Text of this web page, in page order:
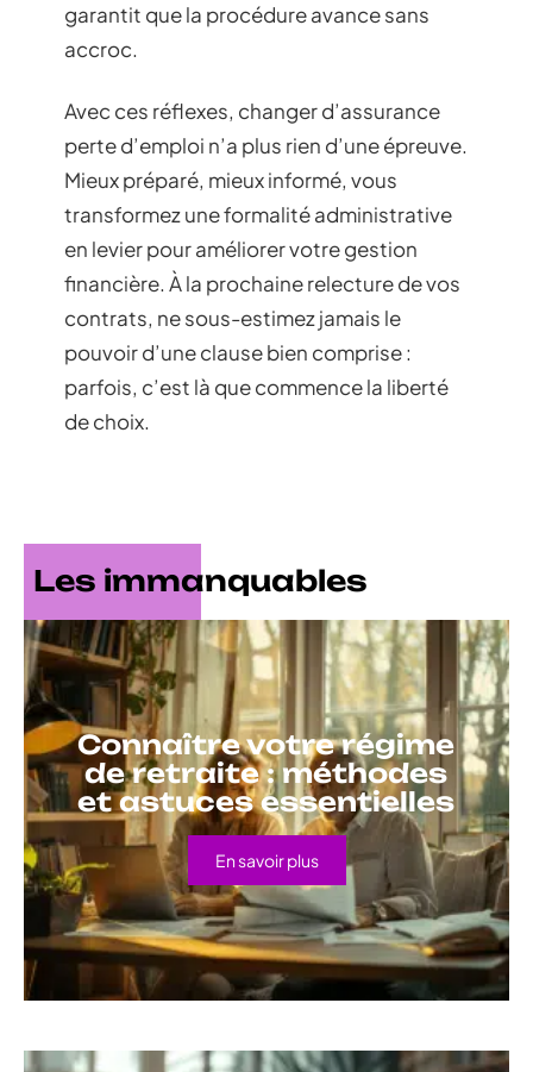
garantit que la procédure avance sans
accroc.
Avec ces réflexes, changer d’assurance
perte d’emploi n’a plus rien d’une épreuve.
Mieux préparé, mieux informé, vous
transformez une formalité administrative
en levier pour améliorer votre gestion
financière. À la prochaine relecture de vos
contrats, ne sous-estimez jamais le
pouvoir d’une clause bien comprise :
parfois, c’est là que commence la liberté
de choix.
Les immanquables
Connaître votre régime
de retraite : méthodes
et astuces essentielles
En savoir plus